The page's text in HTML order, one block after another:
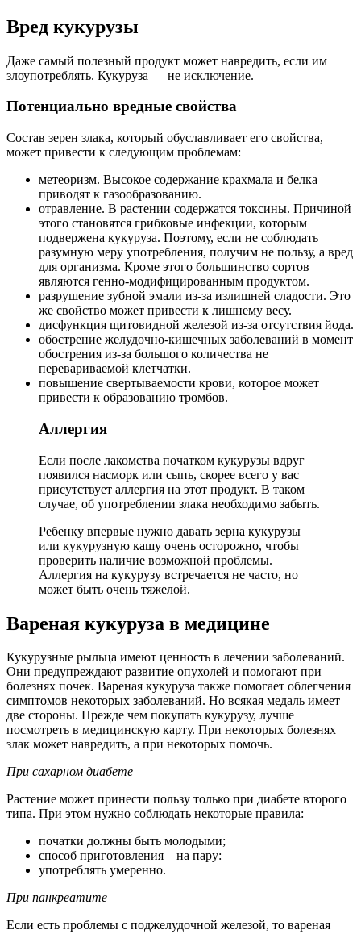
Вред кукурузы
Даже самый полезный продукт может навредить, если им
злоупотреблять. Кукуруза — не исключение.
Потенциально вредные свойства
Состав зерен злака, который обуславливает его свойства,
может привести к следующим проблемам:
метеоризм. Высокое содержание крахмала и белка
приводят к газообразованию.
отравление. В растении содержатся токсины. Причиной
этого становятся грибковые инфекции, которым
подвержена кукуруза. Поэтому, если не соблюдать
разумную меру употребления, получим не пользу, а вред
для организма. Кроме этого большинство сортов
являются генно-модифицированным продуктом.
разрушение зубной эмали из-за излишней сладости. Это
же свойство может привести к лишнему весу.
дисфункция щитовидной железой из-за отсутствия йода.
обострение желудочно-кишечных заболеваний в момент
обострения из-за большого количества не
перевариваемой клетчатки.
повышение свертываемости крови, которое может
привести к образованию тромбов.
Аллергия
Если после лакомства початком кукурузы вдруг
появился насморк или сыпь, скорее всего у вас
присутствует аллергия на этот продукт. В таком
случае, об употреблении злака необходимо забыть.
Ребенку впервые нужно давать зерна кукурузы
или кукурузную кашу очень осторожно, чтобы
проверить наличие возможной проблемы.
Аллергия на кукурузу встречается не часто, но
может быть очень тяжелой.
Вареная кукуруза в медицине
Кукурузные рыльца имеют ценность в лечении заболеваний.
Они предупреждают развитие опухолей и помогают при
болезнях почек. Вареная кукуруза также помогает облегчения
симптомов некоторых заболеваний. Но всякая медаль имеет
две стороны. Прежде чем покупать кукурузу, лучше
посмотреть в медицинскую карту. При некоторых болезнях
злак может навредить, а при некоторых помочь.
При сахарном диабете
Растение может принести пользу только при диабете второго
типа. При этом нужно соблюдать некоторые правила:
початки должны быть молодыми;
способ приготовления – на пару:
употреблять умеренно.
При панкреатите
Если есть проблемы с поджелудочной железой, то вареная